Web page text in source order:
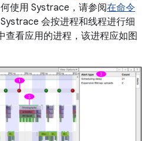
使用 Systrace，请参阅在命令
会按进程和线程进行细
查看应用的进程，该进程应如图